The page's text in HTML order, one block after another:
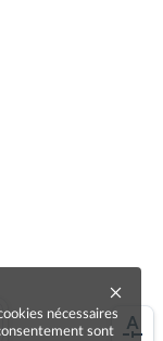
nécessaires
sont